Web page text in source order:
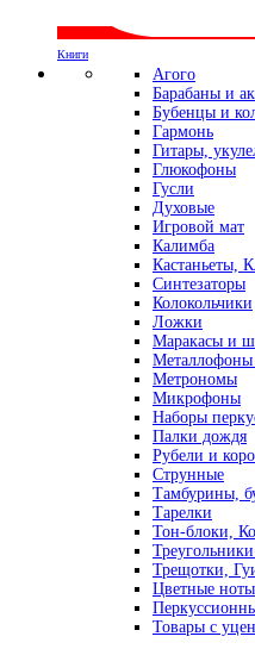
Книги
Агого
Барабаны и
Бубенцы и
Гармонь
Гитары,
Глюкофоны
Гусли
Духовые
Игровой мат
Калимба
Кастаньеты,
Синтезаторы
Колокольчики
Ложки
Маракасы и
Метрономы
Микрофоны
Наборы
Палки дождя
Рубели и
Струнные
Тамбурины,
Тарелки
Тон-блоки,
Трещотки,
Цветные ноты
Товары с